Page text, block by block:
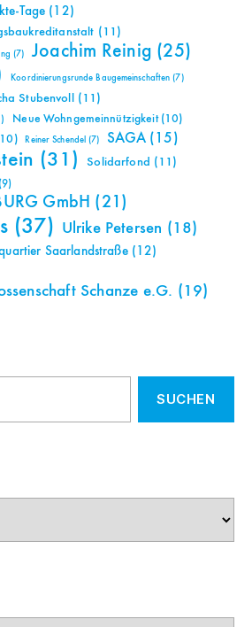
Tage (12)
(11)
(7) Joachim Reinig (25)
Koordinierungsrunde Baugemeinschaften (7)
Stubenvoll (11)
Neue Wohngemeinnützigkeit(10)
Reiner Schendel (7) SAGA(15)
(31) Solidarfond (11)
(9)
GmbH (21)
(37) Ulrike Petersen (18)
Saarlandstraße(12)
Schanze e.G. (19)